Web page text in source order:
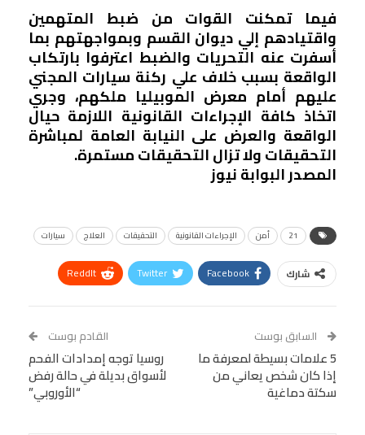
فيما تمكنت القوات من ضبط المتهمين
واقتيادهم إلي ديوان القسم وبمواجهتهم بما
أسفرت عنه التحريات والضبط اعترفوا بارتكاب
الواقعة بسبب خلاف علي ركنة سيارات المجني
عليهم أمام معرض الموبيليا ملكهم، وجري
اتخاذ كافة الإجراءات القانونية اللازمة حيال
الواقعة والعرض على النيابة العامة لمباشرة
التحقيقات ولا تزال التحقيقات مستمرة.
المصدر البوابة نيوز
21 أمن الإجراءات القانونية التحقيقات العلاج سيارات
شارك Facebook
Twitter
ReddIt
Tumblr
البريد الإلكتروني
StumbleUpon
VK
Digg
LINE
BlackBerry
Viber
السابق بوست
5 علامات بسيطة لمعرفة ما
إذا كان شخص يعاني من
سكتة دماغية
القادم بوست
روسيا توجه إمدادات الفحم
لأسواق بديلة في حالة رفض
“الأوروبي”